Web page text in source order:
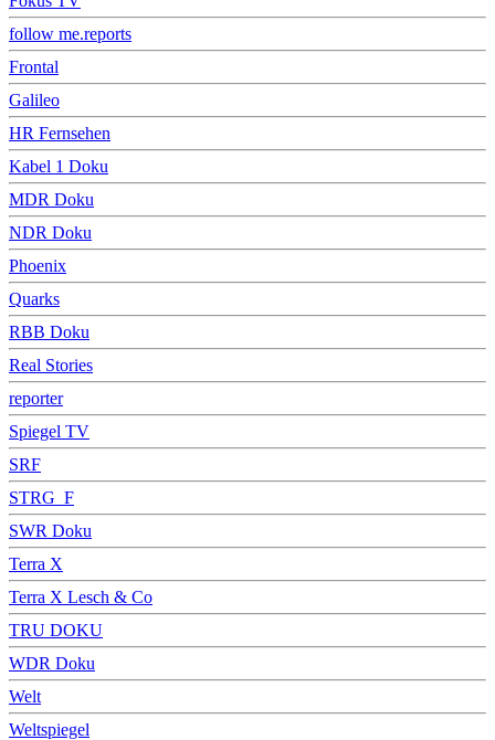
follow me.reports
Frontal
Galileo
HR Fernsehen
Kabel 1 Doku
MDR Doku
NDR Doku
Phoenix
Quarks
RBB Doku
Real Stories
reporter
Spiegel TV
SRF
STRG_F
SWR Doku
Terra X
Terra X Lesch & Co
TRU DOKU
WDR Doku
Welt
Weltspiegel